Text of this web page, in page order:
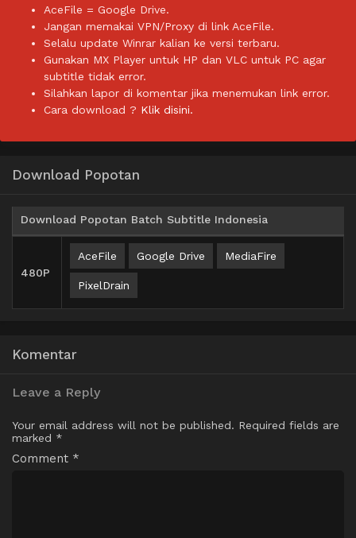
AceFile = Google Drive.
Jangan memakai VPN/Proxy di link AceFile.
Selalu update Winrar kalian ke versi terbaru.
Gunakan MX Player untuk HP dan VLC untuk PC agar
subtitle tidak error.
Silahkan lapor di komentar jika menemukan link error.
Cara download ? Klik disini.
Download Popotan
Download Popotan Batch Subtitle Indonesia
480P
AceFile Google Drive MediaFire
PixelDrain
Komentar
Leave a Reply
Your email address will not be published. Required fields are
marked *
Comment *